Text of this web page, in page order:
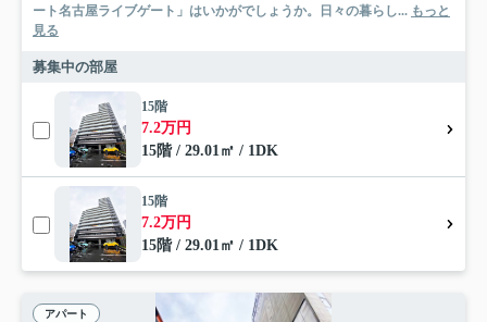
ート名古屋ライブゲート」はいかがでしょうか。日々の暮らし... もっと
見る
募集中の部屋
15階
7.2万円
15階 / 29.01㎡ / 1DK
15階
7.2万円
15階 / 29.01㎡ / 1DK
アパート